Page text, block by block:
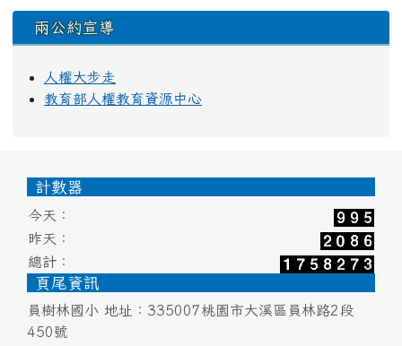
兩公約宣導
人權大步走
教育部人權教育資源中心
頁尾區域內容
計數器
今天：
昨天：
總計：
頁尾資訊
員樹林國小 地址：335007桃園市大溪區員林路2段
450號